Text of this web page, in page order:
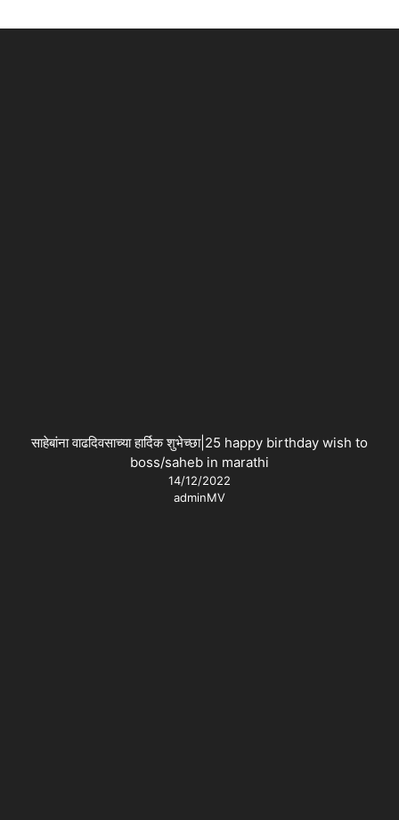
साहेबांना वाढदिवसाच्या हार्दिक शुभेच्छा|25 happy birthday wish to
boss/saheb in marathi
14/12/2022
adminMV